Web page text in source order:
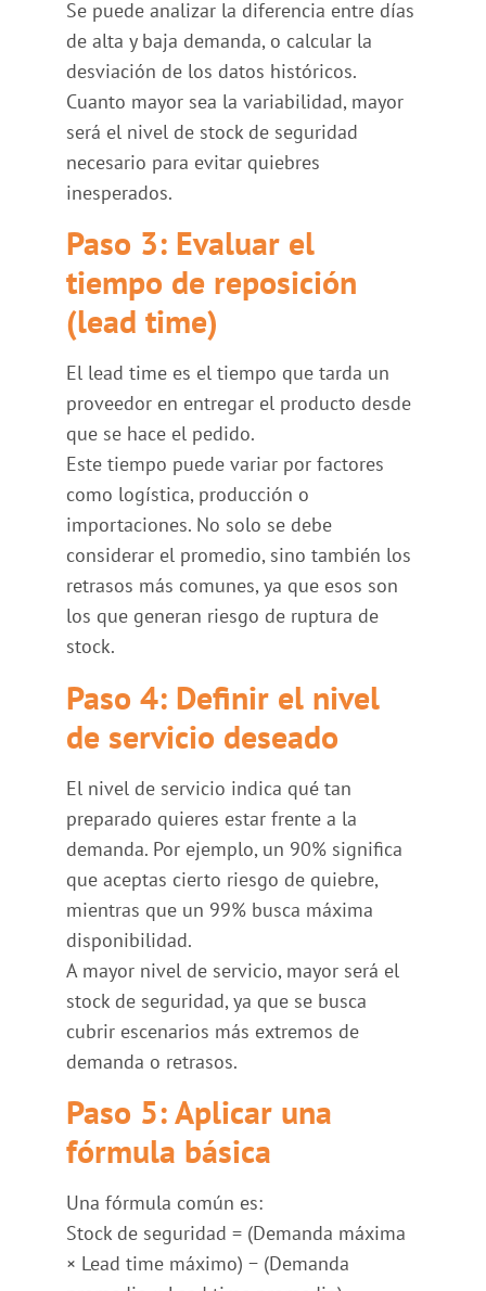
Se puede analizar la diferencia entre días
de alta y baja demanda, o calcular la
desviación de los datos históricos.
Cuanto mayor sea la variabilidad, mayor
será el nivel de stock de seguridad
necesario para evitar quiebres
inesperados.
Paso 3: Evaluar el
tiempo de reposición
(lead time)
El lead time es el tiempo que tarda un
proveedor en entregar el producto desde
que se hace el pedido.
Este tiempo puede variar por factores
como logística, producción o
importaciones. No solo se debe
considerar el promedio, sino también los
retrasos más comunes, ya que esos son
los que generan riesgo de ruptura de
stock.
Paso 4: Definir el nivel
de servicio deseado
El nivel de servicio indica qué tan
preparado quieres estar frente a la
demanda. Por ejemplo, un 90% significa
que aceptas cierto riesgo de quiebre,
mientras que un 99% busca máxima
disponibilidad.
A mayor nivel de servicio, mayor será el
stock de seguridad, ya que se busca
cubrir escenarios más extremos de
demanda o retrasos.
Paso 5: Aplicar una
fórmula básica
Una fórmula común es:
Stock de seguridad = (Demanda máxima
× Lead time máximo) − (Demanda